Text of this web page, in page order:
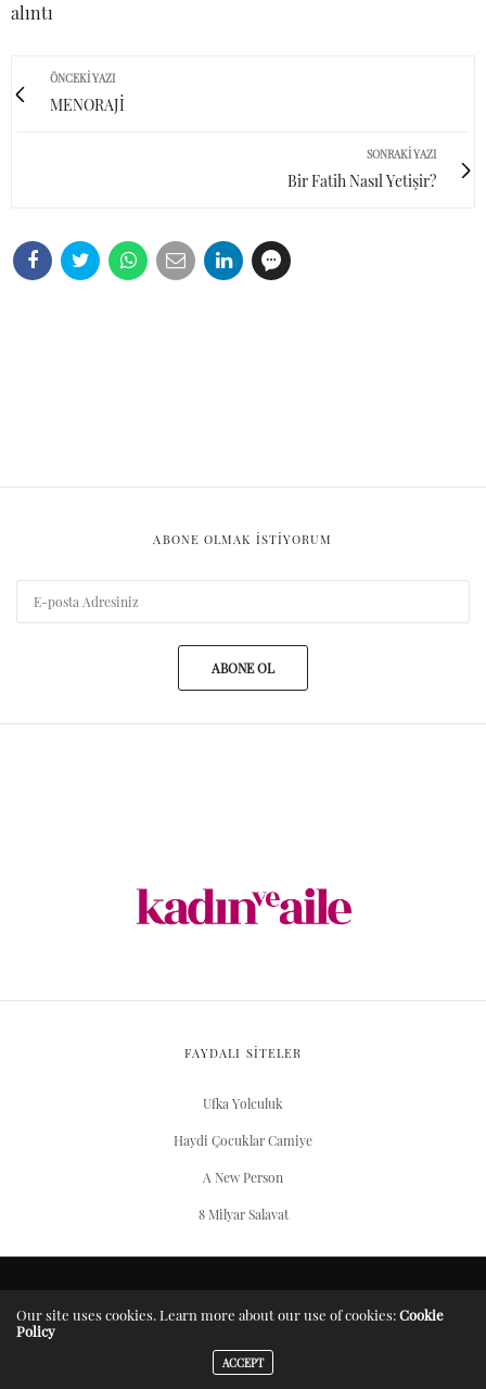
alıntı
ÖNCEKI YAZI
MENORAJİ
SONRAKI YAZI
Bir Fatih Nasıl Yetişir?
ABONE OLMAK ISTIYORUM
ABONE OL
FAYDALI SİTELER
Ufka Yolculuk
Haydi Çocuklar Camiye
A New Person
8 Milyar Salavat
Our site uses cookies. Learn more about our use of cookies:Cookie
Policy
ACCEPT